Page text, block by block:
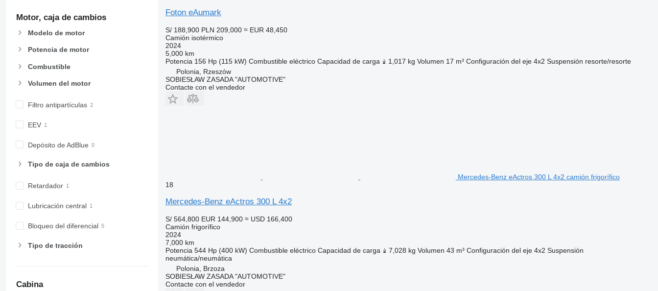
Motor, caja de cambios
Modelo de motor
Potencia de motor
Combustible
Volumen del motor
Filtro antipartículas
EEV
Depósito de AdBlue
Tipo de caja de cambios
Retardador
Lubricación central
Bloqueo del diferencial
Tipo de tracción
Cabina
Foton eAumark
S/ 188,900 PLN 209,000 ≈ EUR 48,450
Camión isotérmico
2024
5,000 km
Potencia 156 Hp (115 kW) Combustible eléctrico Capacidad de carga 1,017 kg Volumen 17 m³ Configuración del eje 4x2 Suspensión resorte/resorte
Polonia, Rzeszów
SOBIESŁAW ZASADA "AUTOMOTIVE"
Contacte con el vendedor
Mercedes-Benz eActros 300 L 4x2 camión frigorífico
18
Mercedes-Benz eActros 300 L 4x2
S/ 564,800 EUR 144,900 ≈ USD 166,400
Camión frigorífico
2024
7,000 km
Potencia 544 Hp (400 kW) Combustible eléctrico Capacidad de carga 7,028 kg Volumen 43 m³ Configuración del eje 4x2 Suspensión
neumática/neumática
Polonia, Brzoza
SOBIESŁAW ZASADA "AUTOMOTIVE"
Contacte con el vendedor